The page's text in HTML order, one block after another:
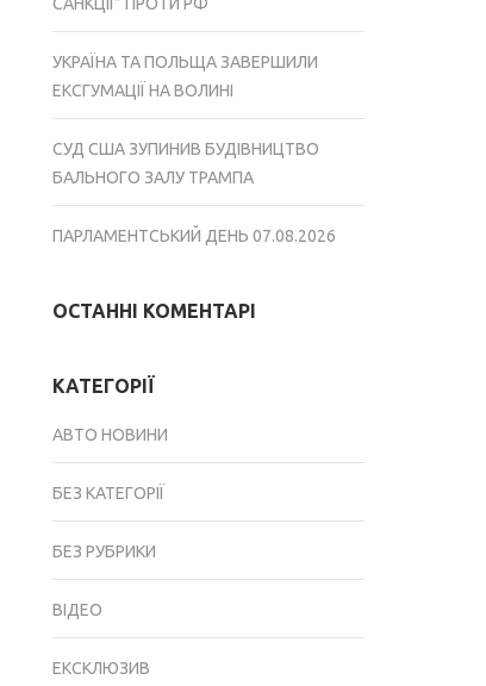
УКРАЇНА ТА ПОЛЬЩА ЗАВЕРШИЛИ
ЕКСГУМАЦІЇ НА ВОЛИНІ
СУД США ЗУПИНИВ БУДІВНИЦТВО
БАЛЬНОГО ЗАЛУ ТРАМПА
ПАРЛАМЕНТСЬКИЙ ДЕНЬ 07.08.2026
ОСТАННІ КОМЕНТАРІ
КАТЕГОРІЇ
АВТО НОВИНИ
БЕЗ КАТЕГОРІЇ
БЕЗ РУБРИКИ
ВІДЕО
ЕКСКЛЮЗИВ